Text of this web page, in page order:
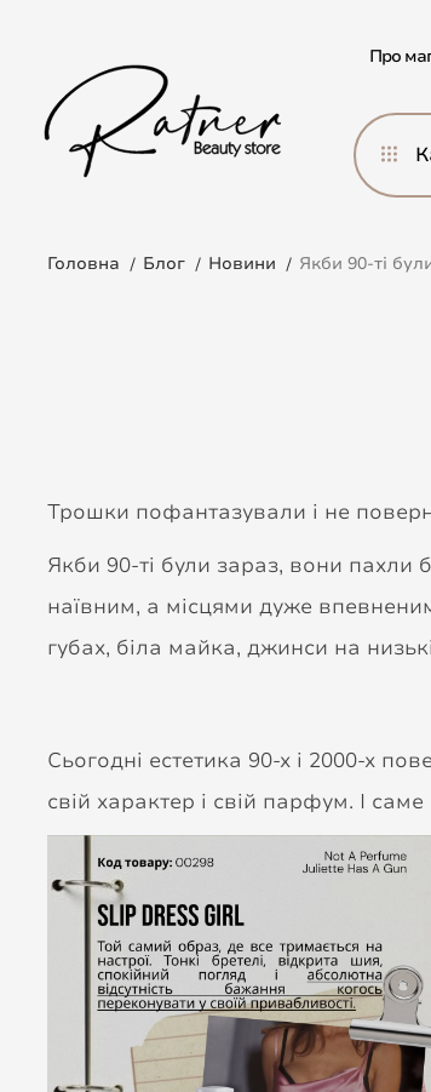
Про
Головна Блог Новини Якби 90-ті
Трошки пофантазували і не
Якби 90-ті були зараз, вони пахли
наївним, а місцями дуже
губах, біла майка, джинси на
Сьогодні естетика 90-х і 2000-х
свій характер і свій парфум. І